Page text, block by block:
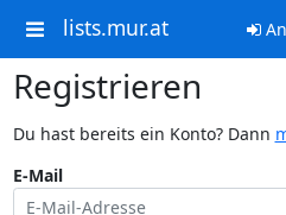
lists.mur.at
Registrieren
Du hast bereits ein Konto? Dann
E-Mail